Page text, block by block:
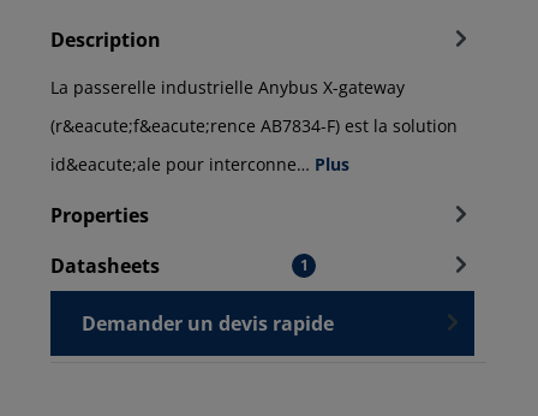
Description
La passerelle industrielle Anybus X-gateway
(r&eacute;f&eacute;rence AB7834-F) est la solution
id&eacute;ale pour interconne… Plus
Properties
Datasheets
1
Demander un devis rapide